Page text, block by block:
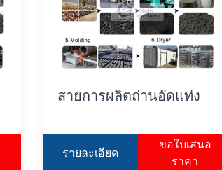
สายการผลิตถ่านอัดแท่ง
รายละเอียด
ขอใบเสนอ
ราคา